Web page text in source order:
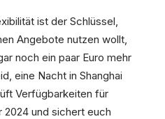
ist der Schlüssel,
Angebote nutzen wollt,
noch ein paar Euro mehr
eine Nacht in Shanghai
Verfügbarkeiten für
und sichert euch